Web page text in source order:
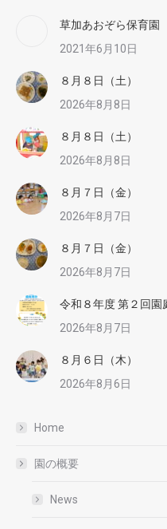
草加あおぞら保育
2021年6月10日
８月８日（土）
2026年8月8日
８月８日（土）
2026年8月8日
８月７日（金）
2026年8月7日
８月７日（金）
2026年8月7日
令和８年度 第２回園
2026年8月7日
８月６日（木）
2026年8月6日
Home
園の概要
News